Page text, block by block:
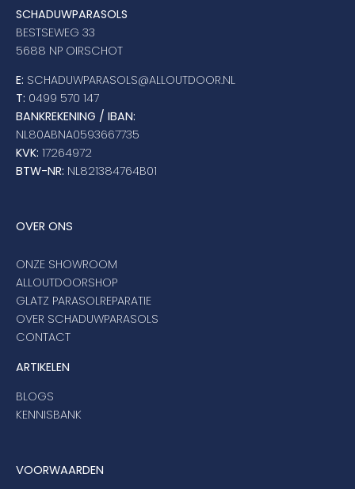
SCHADUWPARASOLS
BESTSEWEG 33
5688 NP OIRSCHOT
E: SCHADUWPARASOLS@ALLOUTDOOR.NL
T: 0499 570 147
BANKREKENING / IBAN:
NL80ABNA0593667735
KVK: 17264972
BTW-NR: NL821384764B01
OVER ONS
ONZE SHOWROOM
ALLOUTDOORSHOP
GLATZ PARASOLREPARATIE
OVER SCHADUWPARASOLS
CONTACT
ARTIKELEN
BLOGS
KENNISBANK
VOORWAARDEN